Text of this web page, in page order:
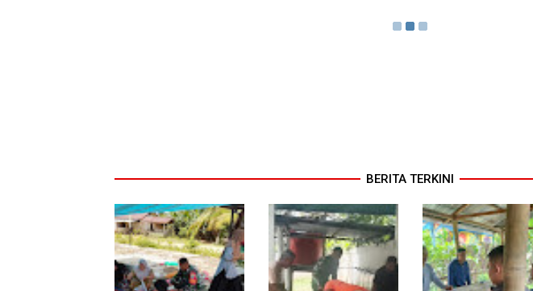
BERITA TERKINI